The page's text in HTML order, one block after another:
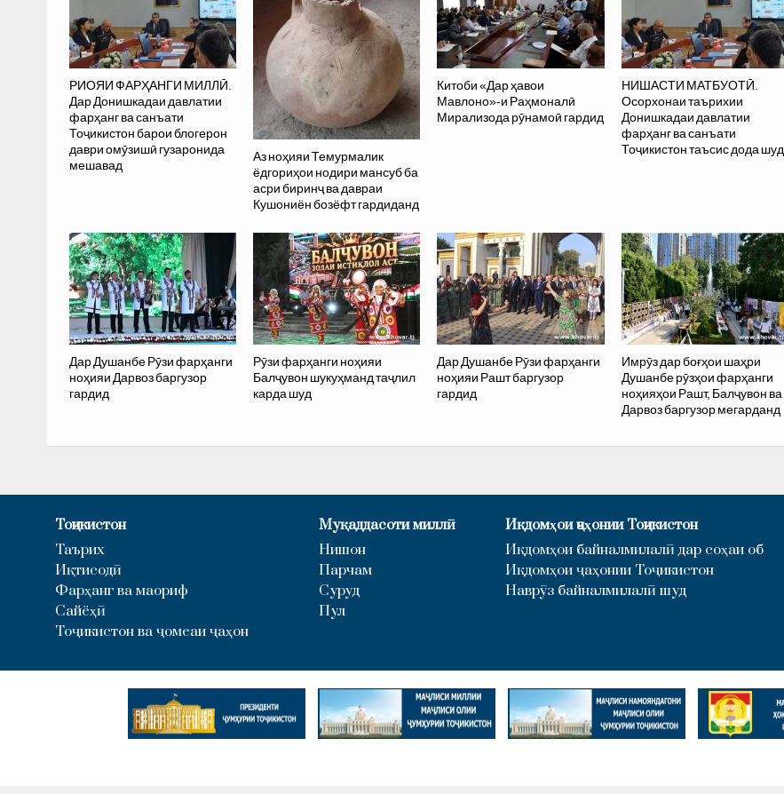
РИОЯИ ФАРҲАНГИ МИЛЛӢ.
Дар Донишкадаи давлатии
фарҳанг ва санъати
Тоҷикистон барои блогерон
даври омӯзишӣ гузаронида
мешавад
Аз ноҳияи Темурмалик
ёдгориҳои нодири мансуб ба
асри биринҷ ва давраи
Кушониён бозёфт гардиданд
Китоби «Дар ҳавои
Мавлоно»-и Раҳмоналӣ
Мирализода рӯнамоӣ гардид
НИШАСТИ МАТБУОТӢ.
Осорхонаи таърихии
Донишкадаи давлатии
фарҳанг ва санъати
Тоҷикистон таъсис дода шуд
Дар Душанбе Рӯзи фарҳанги
ноҳияи Дарвоз баргузор
гардид
Рӯзи фарҳанги ноҳияи
Балҷувон шукуҳманд таҷлил
карда шуд
Дар Душанбе Рӯзи фарҳанги
ноҳияи Рашт баргузор
гардид
Имрӯз дар боғҳои шаҳри
Душанбе рӯзҳои фарҳанги
ноҳияҳои Рашт, Балҷувон ва
Дарвоз баргузор мегарданд
Тоҷикистон
Таърих
Иқтисодӣ
Фарҳанг ва маориф
Сайёҳӣ
Тоҷикистон ва ҷомеаи ҷаҳон
Муқаддасоти миллӣ
Нишон
Парчам
Суруд
Пул
Иқдомҳои ҷаҳонии Тоҷикистон
Иқдомҳои байналмилалӣ дар соҳаи об
Иқдомҳои ҷаҳонии Тоҷикистон
Наврӯз байналмилалӣ шуд